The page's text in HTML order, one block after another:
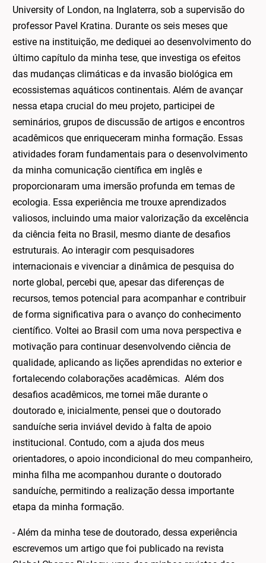
University of London, na Inglaterra, sob a supervisão do
professor Pavel Kratina. Durante os seis meses que
estive na instituição, me dediquei ao desenvolvimento do
último capítulo da minha tese, que investiga os efeitos
das mudanças climáticas e da invasão biológica em
ecossistemas aquáticos continentais. Além de avançar
nessa etapa crucial do meu projeto, participei de
seminários, grupos de discussão de artigos e encontros
acadêmicos que enriqueceram minha formação. Essas
atividades foram fundamentais para o desenvolvimento
da minha comunicação científica em inglês e
proporcionaram uma imersão profunda em temas de
ecologia. Essa experiência me trouxe aprendizados
valiosos, incluindo uma maior valorização da excelência
da ciência feita no Brasil, mesmo diante de desafios
estruturais. Ao interagir com pesquisadores
internacionais e vivenciar a dinâmica de pesquisa do
norte global, percebi que, apesar das diferenças de
recursos, temos potencial para acompanhar e contribuir
de forma significativa para o avanço do conhecimento
científico. Voltei ao Brasil com uma nova perspectiva e
motivação para continuar desenvolvendo ciência de
qualidade, aplicando as lições aprendidas no exterior e
fortalecendo colaborações acadêmicas. Além dos
desafios acadêmicos, me tornei mãe durante o
doutorado e, inicialmente, pensei que o doutorado
sanduíche seria inviável devido à falta de apoio
institucional. Contudo, com a ajuda dos meus
orientadores, o apoio incondicional do meu companheiro,
minha filha me acompanhou durante o doutorado
sanduíche, permitindo a realização dessa importante
etapa da minha formação.
- Além da minha tese de doutorado, dessa experiência
escrevemos um artigo que foi publicado na revista